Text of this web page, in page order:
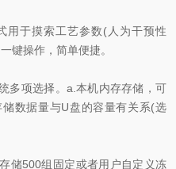
于摸索工艺参数(人为干预性
键操作，简单便捷。
项选择。a.本机内存存储，可
数据量与U盘的容量有关系(选
500组固定或者用户自定义冻